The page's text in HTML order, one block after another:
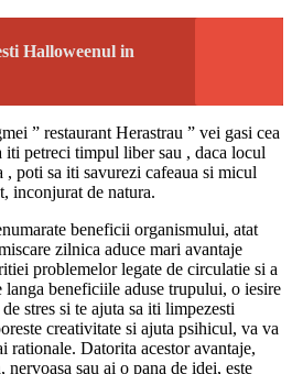
Halloweenul in
” restaurant Herastrau ” vei gasi cea
iti petreci timpul liber sau , daca locul
, poti sa iti savurezi cafeaua si micul
inconjurat de natura.
beneficii organismului, atat
zilnica aduce mari avantaje
problemelor legate de circulatie si a
beneficiile aduse trupului, o iesire
stres si te ajuta sa iti limpezesti
creativitate si ajuta psihicul, va va
rationale. Datorita acestor avantaje,
nervoasa sau ai o pana de idei, este